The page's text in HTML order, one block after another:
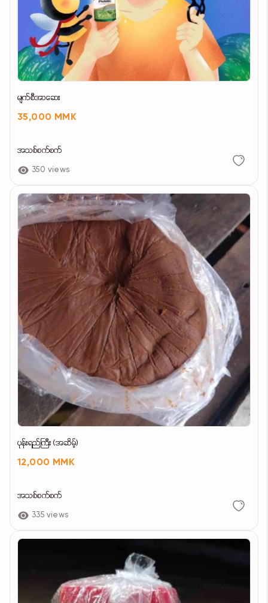
မျက်စီအာဆေး
35,000 MMK
အသစ်စက်စက်
350 views
ပုန်းရည်ကြီး (အဆိမ့်)
12,000 MMK
အသစ်စက်စက်
335 views